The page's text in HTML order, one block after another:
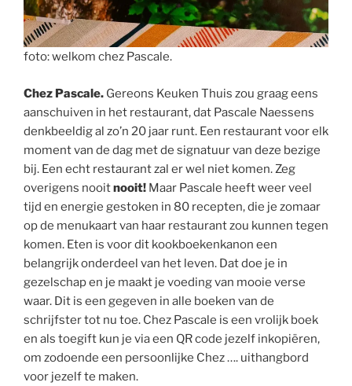
foto: welkom chez Pascale.
Chez Pascale. Gereons Keuken Thuis zou graag eens
aanschuiven in het restaurant, dat Pascale Naessens
denkbeeldig al zo’n 20 jaar runt. Een restaurant voor elk
moment van de dag met de signatuur van deze bezige
bij. Een echt restaurant zal er wel niet komen. Zeg
overigens nooitnooit! Maar Pascale heeft weer veel
tijd en energie gestoken in 80 recepten, die je zomaar
op de menukaart van haar restaurant zou kunnen tegen
komen. Eten is voor dit kookboekenkanon een
belangrijk onderdeel van het leven. Dat doe je in
gezelschap en je maakt je voeding van mooie verse
waar. Dit is een gegeven in alle boeken van de
schrijfster tot nu toe. Chez Pascale is een vrolijk boek
en als toegift kun je via een QR code jezelf inkopiëren,
om zodoende een persoonlijke Chez …. uithangbord
voor jezelf te maken.